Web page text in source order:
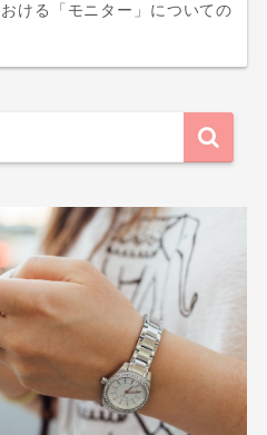
ける「モニター」についての